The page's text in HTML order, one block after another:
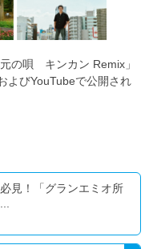
の唄 キンカン Remix」
よびYouTubeで公開され
見！「グランエミオ所